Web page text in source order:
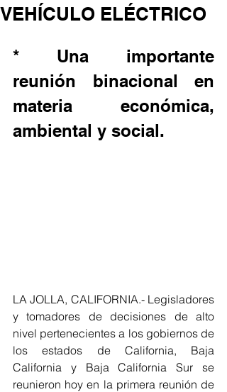
VEHÍCULO ELÉCTRICO
* Una importante
reunión binacional en
materia económica,
ambiental y social.
LA JOLLA, CALIFORNIA.- Legisladores
y tomadores de decisiones de alto
nivel pertenecientes a los gobiernos de
los estados de California, Baja
California y Baja California Sur se
reunieron hoy en la primera reunión de